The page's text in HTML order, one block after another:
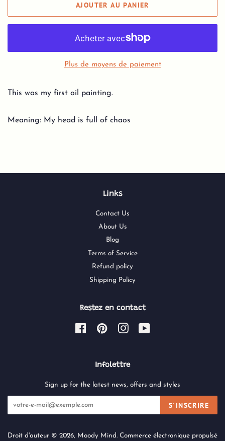
AJOUTER AU PANIER
Plus de moyens de paiement
This was my first oil painting.
Meaning: My head is full of chaos
Links
Contact Us
About Us
Blog
Terms of Service
Refund policy
Shipping Policy
Restez en contact
FacebookPinterestInstagram
Infolettre
Sign up for the latest news, offers and styles
S'INSCRIRE
Droit d'auteur © 2026, Moody Mind. Commerce électronique propulsé